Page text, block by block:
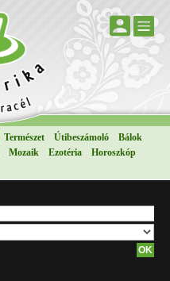
Természet Útibeszámoló
Bálok
Mozaik Ezotéria
Horoszkóp